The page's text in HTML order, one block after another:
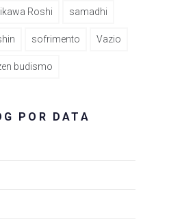
Roshi samadhi
sofrimento Vazio
budismo
POR DATA